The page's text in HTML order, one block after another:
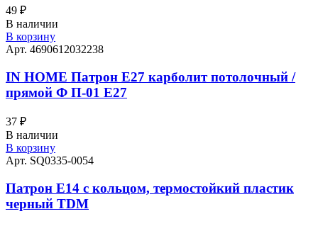
49 ₽
В наличии
В корзину
Арт. 4690612032238
IN HOME Патрон Е27 карболит потолочный /
прямой Ф П-01 Е27
37 ₽
В наличии
В корзину
Арт. SQ0335-0054
Патрон Е14 c кольцом, термостойкий пластик
черный TDM